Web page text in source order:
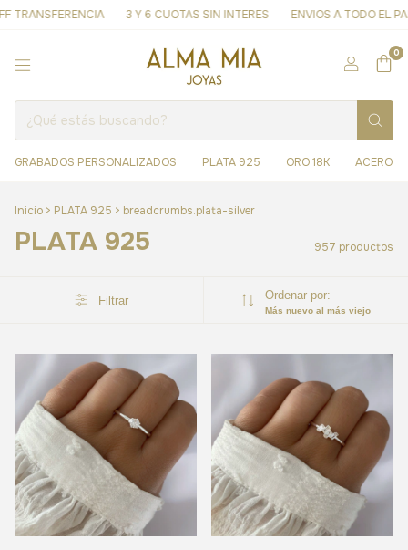
3 Y 6 CUOTAS SIN INTERES ENVIOS A TODO EL PAÍS
0
GRABADOS PERSONALIZADOS PLATA 925 ORO 18K ACERO
Inicio > PLATA 925 > breadcrumbs.plata-silver
PLATA 925 957 productos
Filtrar Ordenar por:
Más nuevo al más viejo